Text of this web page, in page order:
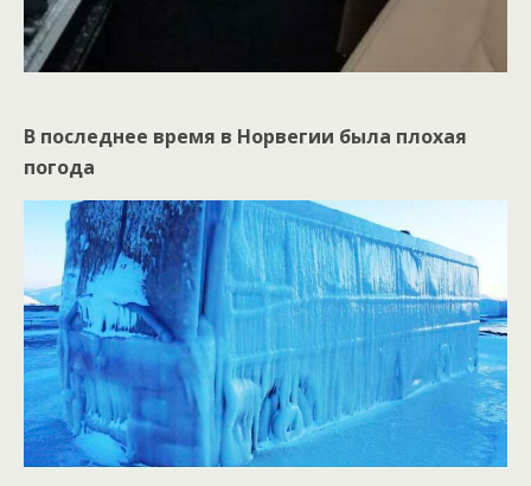
В последнее время в Норвегии была плохая
погода